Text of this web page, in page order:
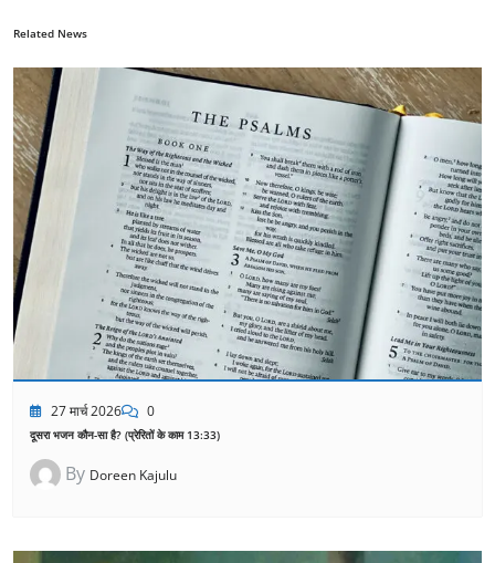
Related News
27 मार्च 2026 0
दूसरा भजन कौन-सा है? (प्रेरितों के काम 13:33)
By Doreen Kajulu